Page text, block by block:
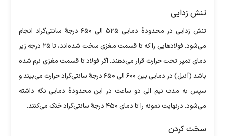
تنش زدایی
تنش زدایی در محدودۀ دمایی ۵۲۵ الی ۶۵۰ درجۀ سانتی‌گراد انجام
می‌شود. فولاد‌هایی را که تا قسمت مغزی سخت شده‌اند، تا ۲۵ درجه زیر
دمای تمپر تحت حرارت قرار می‌دهند. اگر فولاد تا قسمت مغزی نرم شده
باشد (آنیل) در دمایی بین ۶۰۰ الی ۶۵۰ درجۀ سانتی‌گراد حرارت می‌بیند و
سپس به مدت نیم الی دو ساعت در این محدودۀ دمایی نگه داشته
می‌شود. درنهایت نمونه را تا دمای ۴۵۰ درجۀ سانتی‌گراد خنک می‌کنند.
سخت کردن